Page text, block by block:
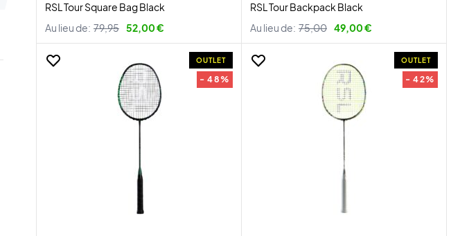
RSL Tour Square Bag Black
Au lieu de: 79,95 52,00 €
RSL Tour Backpack Black
Au lieu de: 75,00 49,00 €
OUTLET
- 48%
OUTLET
- 42%